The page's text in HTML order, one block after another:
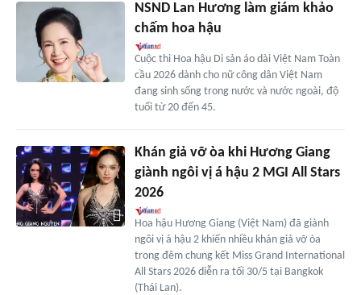
NSND Lan Hương làm giám khảo
chấm hoa hậu
Cuộc thi Hoa hậu Di sản áo dài Việt Nam Toàn
cầu 2026 dành cho nữ công dân Việt Nam
đang sinh sống trong nước và nước ngoài, độ
tuổi từ 20 đến 45.
Khán giả vỡ òa khi Hương Giang
giành ngôi vị á hậu 2 MGI All Stars
2026
Hoa hậu Hương Giang (Việt Nam) đã giành
ngôi vị á hậu 2 khiến nhiều khán giả vỡ òa
trong đêm chung kết Miss Grand International
All Stars 2026 diễn ra tối 30/5 tại Bangkok
(Thái Lan).